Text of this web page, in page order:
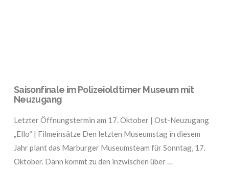
Saisonfinale im Polizeioldtimer Museum mit
Neuzugang
Letzter Öffnungstermin am 17. Oktober | Ost-Neuzugang
„Ello“ | Filmeinsätze Den letzten Museumstag in diesem
Jahr plant das Marburger Museumsteam für Sonntag, 17.
Oktober. Dann kommt zu den inzwischen über …